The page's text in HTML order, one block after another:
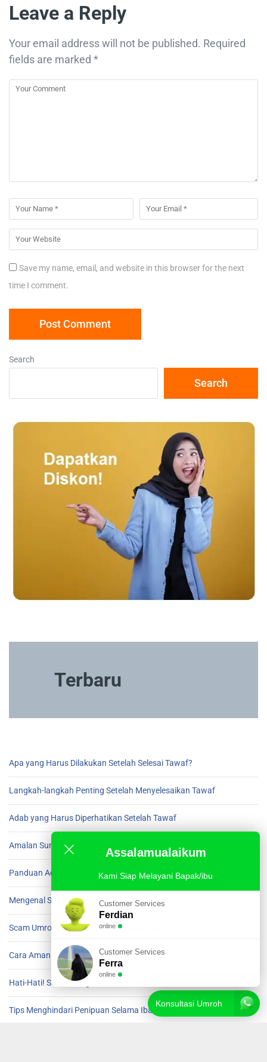
Leave a Reply
Your email address will not be published. Required
fields are marked *
Save my name, email, and website in this browser for the next
time I comment.
Search
Search
Terbaru
Apa yang Harus Dilakukan Setelah Selesai Tawaf?
Langkah-langkah Penting Setelah Menyelesaikan Tawaf
Adab yang Harus Diperhatikan Setelah Tawaf
Amalan Sunnah Setelah Beres Tawaf di Ka’bah
Panduan Adab Setelah Menyelesaikan Tawaf
Mengenal Scam Umroh dan Cara Menghindarinya
Scam Umroh yang Harus Diwaspadai Jamaah
Cara Aman Menghindari Scam saat Umroh
Hati-Hati! Scam Mengincar Jamaah Umroh
Tips Menghindari Penipuan Selama Ibadah Umroh
Konsultasi Umroh
Assalamualaikum
Kami Siap Melayani Bapak/ibu
Customer Services
Ferdian
online
Customer Services
Ferra
online